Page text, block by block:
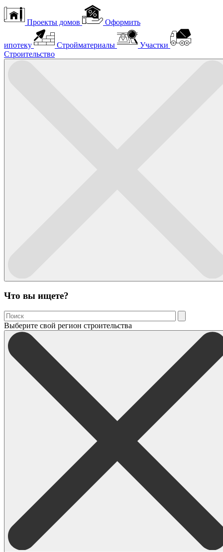
Проекты домов Оформить
ипотеку Стройматериалы
Участки
Строительство
Что вы ищете?
Выберите свой регион строительства